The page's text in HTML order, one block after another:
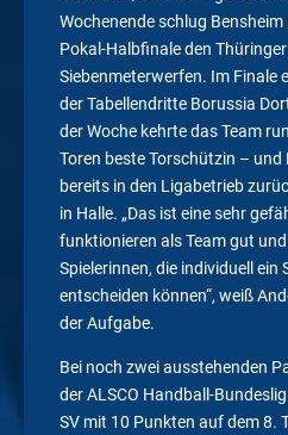
Wochenende schlug
Pokal-Halbfinale den
Siebenmeterwerfen. Im Finale
der Tabellendritte Borussia
der Woche kehrte das Team
Toren beste Torschützin –
bereits in den Ligabetrieb
in Halle. „Das ist eine sehr
funktionieren als Team gut
Spielerinnen, die individuell ein
entscheiden können“, weiß
der Aufgabe.
Bei noch zwei ausstehenden
der ALSCO Handball-
SV mit 10 Punkten auf dem 8.